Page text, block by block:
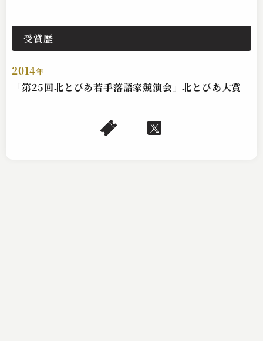
柳家 小平太
花見酒
受賞歴
2014年
「第25回北とぴあ若手落語家競演会」北とぴあ大賞